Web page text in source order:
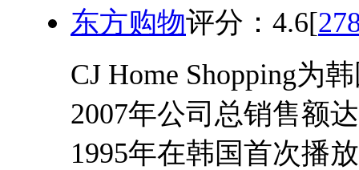
东方购物评分： 4.6[
CJ Home Shopping为
2007年公司总销售额
1995年在韩国首次播